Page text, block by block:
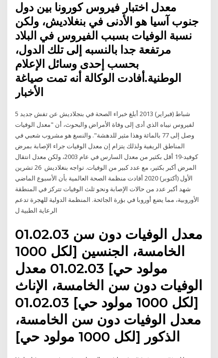
معدل اختبار فيروس كورونا بين دول
جنوب آسيا هو الأدنى في بنغلاديش، ولكن
نسبة الوفيات بسبب الفيروس في البلاد
مرتفعة جدا بالنسبه إلى تلك الدول،
بحسب إحدى وسائل الإعلام
الوطنية.أفادت الوكالة أنه تمت صياغة
الأخبار
5 شباط (فبراير) 2013 أبلغ خبراء الصحة في بنجلاديش عن تفش جديد
لفيروس نيباه الذي أدى إلى وفاة الأمراض والبحوث، أن "معدل الوفيات
وصل إلى 77 بالمائة وهذا مثير للدهشة". والنسغ هو مشروب شعبي في
المناطق الريفية ولذلك يتزام إن معدل الوفيات جراء الإصابة بمرض
كوفيد-19 أقل بكثير من معدل السارس في عام 2003، ولكن معدل انتقال
المرض أكبر بكثير، مع عدد كبير من الوفيات. تواجه بنغلاديش 26 تشرين
الأول (أكتوبر) 2020 أفادت منظمة الصحة العالمية بأن الأسبوع الماضي
شهد أكبر عدد من حالات الإصابة ونحو ثلث الوفيات تتركز في المنطقة
الأوروبية، مما يضع أوروبا في بؤرة الجائحة. المنظمة الدولية للهجرة تدعم
الرعاية الطبية ل
01.02.03 معدل الوفيات دون سن
الخامسة، الجنسين [لكل 1000
مولود حي] 01.02.03 معدل
الوفيات دون سن الخامسة، الإناث
[لكل 1000 مولود حي] 01.02.03
معدل الوفيات دون سن الخامسة،
الذكور [لكل 1000 مولود حي]